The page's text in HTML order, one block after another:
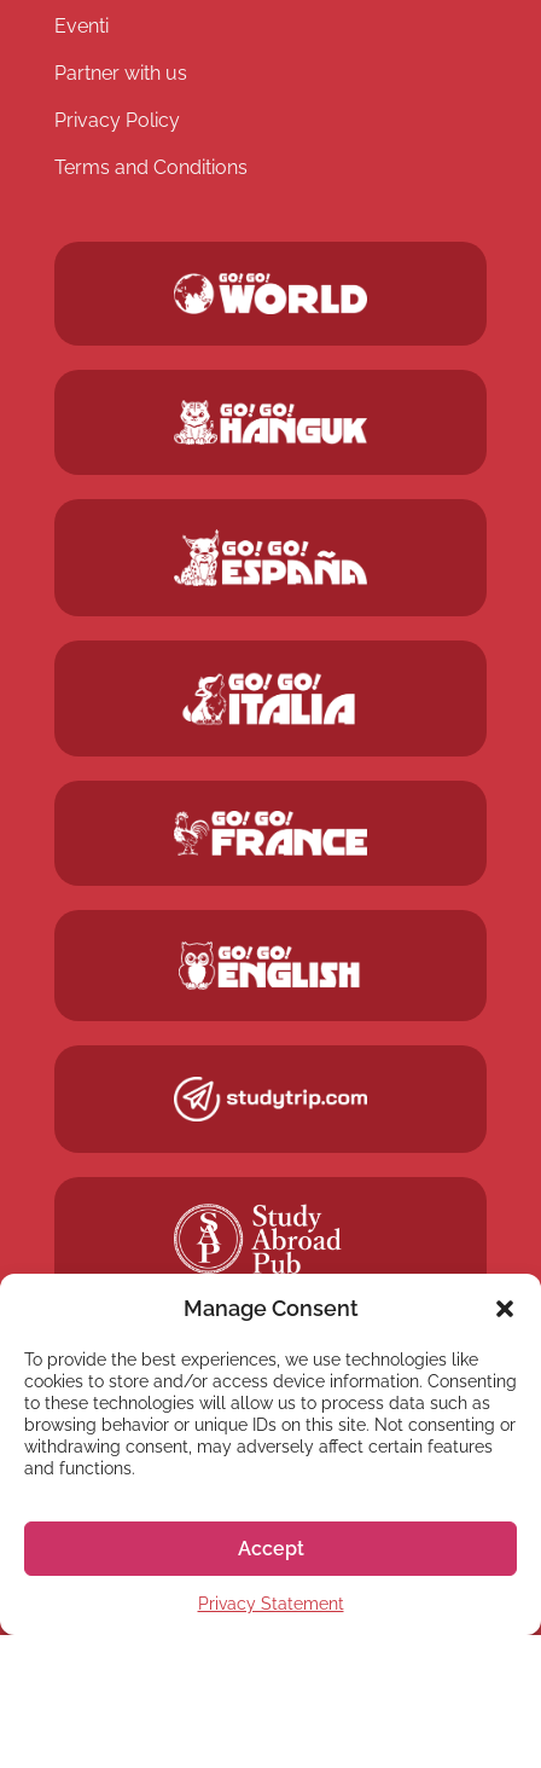
Manage Consent
To provide the best experiences, we use technologies like
cookies to store and/or access device information. Consenting
to these technologies will allow us to process data such as
browsing behavior or unique IDs on this site. Not consenting or
withdrawing consent, may adversely affect certain features
and functions.
Accept
Privacy Statement
Eventi
Partner with us
Privacy Policy
Terms and Conditions
NEWSLETTER
Registrati alla nostra
Newsletter